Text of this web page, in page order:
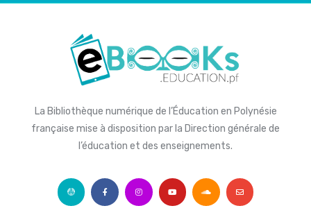
La Bibliothèque numérique de l’Éducation en Polynésie
française mise à disposition par la Direction générale de
l’éducation et des enseignements.